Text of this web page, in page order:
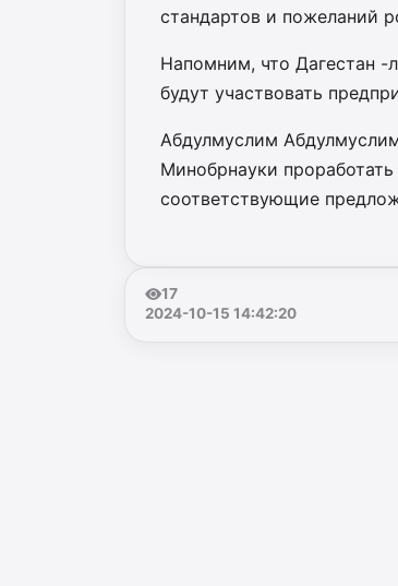
стандартов и пожеланий
Напомним, что Дагестан -
будут участвовать
Абдулмуслим
Минобрнауки
соответствующие
17
2024-10-15 14:42:20